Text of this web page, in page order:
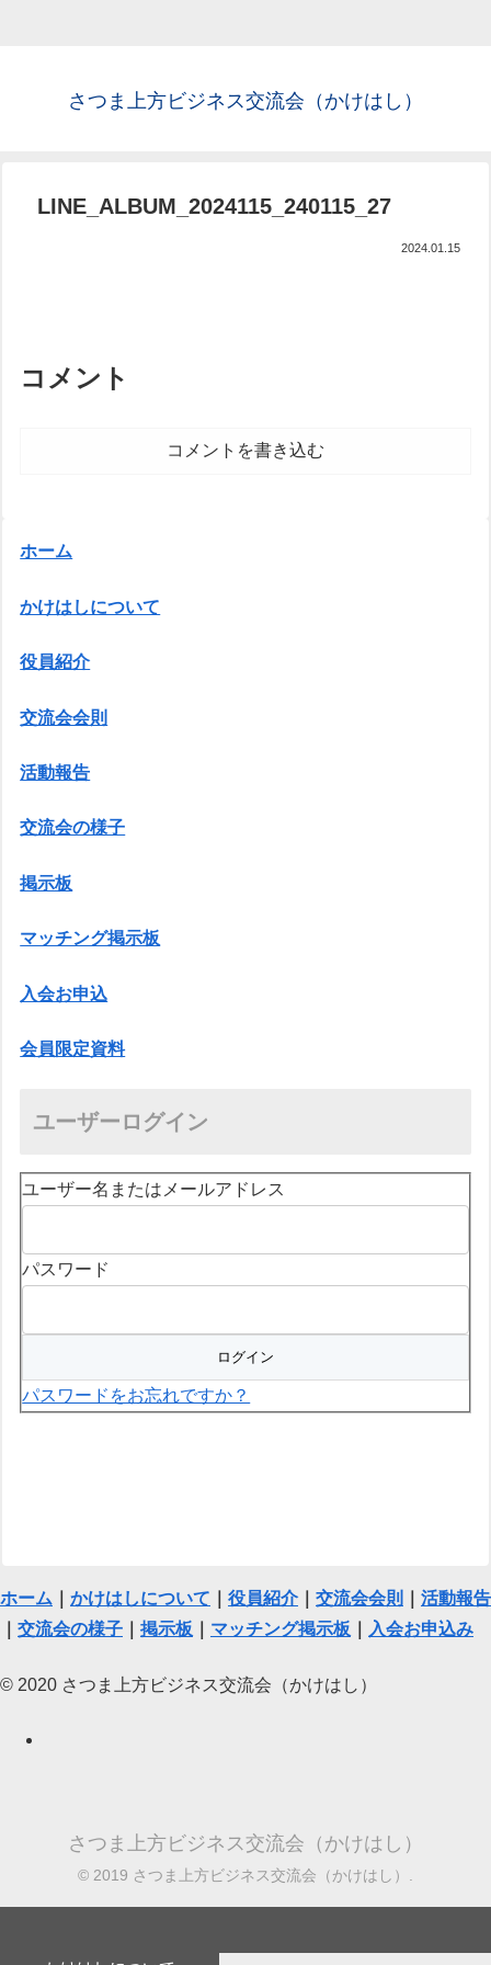
さつま上方ビジネス交流会（かけはし）
LINE_ALBUM_2024115_240115_27
2024.01.15
コメント
コメントを書き込む
ホーム
かけはしについて
役員紹介
交流会会則
活動報告
交流会の様子
掲示板
マッチング掲示板
入会お申込
会員限定資料
ユーザーログイン
ユーザー名またはメールアドレス
パスワード
パスワードをお忘れですか？
ホーム かけはしについて 役員紹介｜ 交流会会則
活動報告
交流会の様子 掲示板 マッチング掲示板 入会お申込み
© 2020 さつま上方ビジネス交流会（かけはし）
さつま上方ビジネス交流会（かけはし）
© 2019 さつま上方ビジネス交流会（かけはし）.